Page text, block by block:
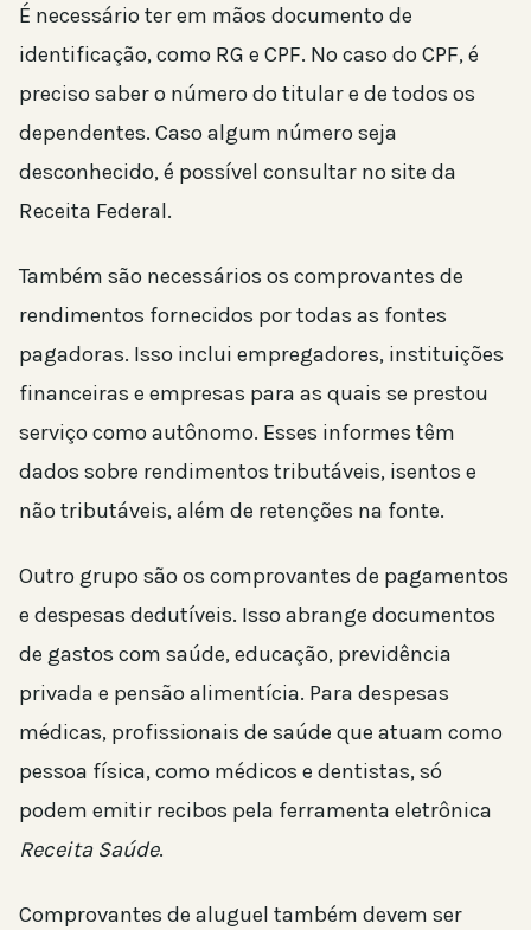
É necessário ter em mãos documento de
identificação, como RG e CPF. No caso do CPF, é
preciso saber o número do titular e de todos os
dependentes. Caso algum número seja
desconhecido, é possível consultar no site da
Receita Federal.
Também são necessários os comprovantes de
rendimentos fornecidos por todas as fontes
pagadoras. Isso inclui empregadores, instituições
financeiras e empresas para as quais se prestou
serviço como autônomo. Esses informes têm
dados sobre rendimentos tributáveis, isentos e
não tributáveis, além de retenções na fonte.
Outro grupo são os comprovantes de pagamentos
e despesas dedutíveis. Isso abrange documentos
de gastos com saúde, educação, previdência
privada e pensão alimentícia. Para despesas
médicas, profissionais de saúde que atuam como
pessoa física, como médicos e dentistas, só
podem emitir recibos pela ferramenta eletrônica
Receita Saúde.
Comprovantes de aluguel também devem ser